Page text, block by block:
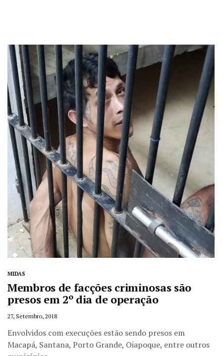
MIDAS
Membros de facções criminosas são
presos em 2º dia de operação
27, Setembro, 2018
Envolvidos com execuções estão sendo presos em
Macapá, Santana, Porto Grande, Oiapoque, entre outros